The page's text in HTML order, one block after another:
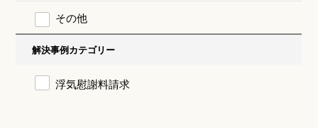
その他
解決事例カテゴリー
浮気慰謝料請求